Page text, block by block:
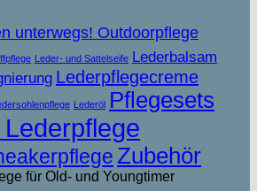
unterwegs! Outdoorpflege
Leder- und Sattelseife Lederbalsam
Lederpflegecreme
Lederöl Pflegesets
Zubehör
für Old- und Youngtimer